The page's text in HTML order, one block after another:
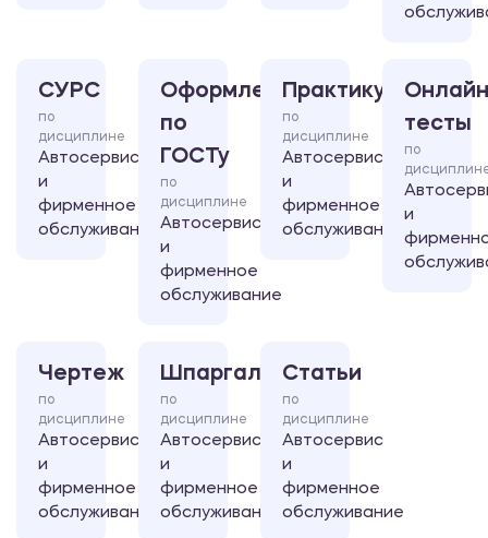
СУРС
по
дисциплине
Автосервис
и
фирменное
обслуживание
Оформление
по
ГОСТу
по
дисциплине
Автосервис
и
фирменное
обслуживание
Практикум
по
дисциплине
Автосервис
и
фирменное
обслуживание
тесты
по
и
Чертеж
по
дисциплине
Автосервис
и
фирменное
обслуживание
Шпаргалка
по
дисциплине
Автосервис
и
фирменное
обслуживание
Статьи
по
дисциплине
Автосервис
и
фирменное
обслуживание